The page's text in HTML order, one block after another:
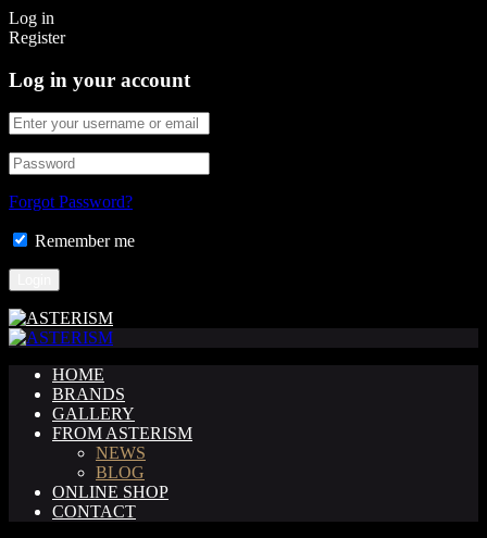
Log in
Register
Log in your account
Forgot Password?
Remember me
HOME
BRANDS
GALLERY
FROM ASTERISM
NEWS
BLOG
ONLINE SHOP
CONTACT